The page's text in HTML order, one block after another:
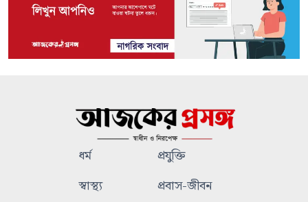
ধর্ম
প্রযুক্তি
স্বাস্থ্য
প্রবাস-জীবন